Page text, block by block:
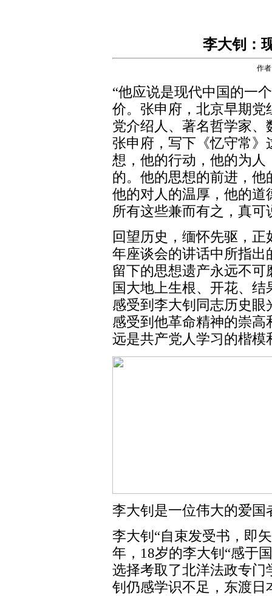
李大钊：
作
“他应说是现代中国的一
价。张申府，北京早期
党介绍人、著名哲学家、
张申府，写下《忆守常》
想，他的行动，他的为
的。他的思想的前进，
他的对人的温厚，他的
所有这些兼而有之，真可
回望历史，缅怀先驱，
年座谈会的讲话中所指出
留下的思想遗产永远不
国大地上生根、开花、
感受到李大钊同志历史
感受到他革命精神的崇
远是共产党人学习的楷模
李大钊是一位伟大的爱国
李大钊“自束发受书，即
年，18岁的李大钊“感于
选择考取了北洋法政专
钊仍感学识不足，东渡